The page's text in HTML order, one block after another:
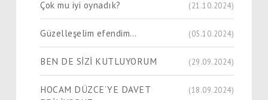
Çok mu iyi oynadık? (21.10.2024)
Güzelleşelim efendim… (05.10.2024)
BEN DE SİZİ KUTLUYORUM (29.09.2024)
HOCAM DÜZCE’YE DAVET
(18.09.2024)